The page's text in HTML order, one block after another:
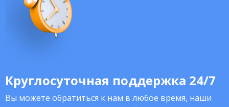
Круглосуточная поддержка 24/7
Вы можете обратиться к нам в любое время, наши